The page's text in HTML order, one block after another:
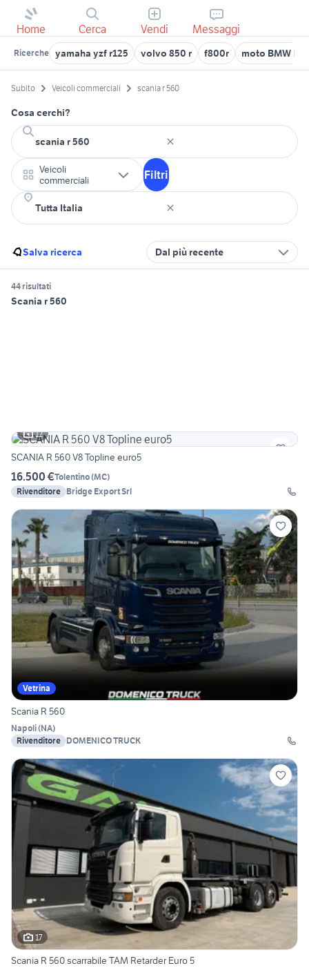
Home Cerca Vendi Messaggi
Ricerche yamaha yzf r125 volvo 850 r f800r moto BMW R
Subito Veicoli commerciali scania r 560
Cosa cerchi?
Veicoli
commerciali
Filtri
Salva ricerca Dal più recente
44 risultati
Scania r 560
12
SCANIA R 560 V8 Topline euro5
16.500 €Tolentino(MC)
Rivenditore Bridge Export Srl
Vetrina
Scania R 560
Napoli(NA)
Rivenditore DOMENICO TRUCK
17
Scania R 560 scarrabile TAM Retarder Euro 5